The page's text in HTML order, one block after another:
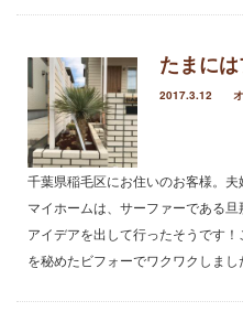
たまに
2017.3.12
千葉県稲毛区にお住いのお客様。
マイホームは、サーファーである
アイデアを出して行ったそうです
を秘めたビフォーでワクワクしま
2019年2月
2019年1月
2018年6月
2018年4月
2018年3月
2018年1月
2017年12月
2017年11月